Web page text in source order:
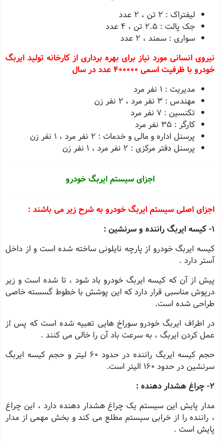
لیفتراک : 2 تن ، 2 عدد
جک پالت : 2.5 تن ،
4 عدد
سواری : سمند ، 2 عدد
نیروی انسانی مورد نیاز برای بهره برداری از کارخانه تولید ایربگ
خودرو با ظرفیت اسمی 400000 عدد در سال
مدیریت : 1 نفر مرد
مهندس : 3 نفر مرد ، 2 نفر زن
تکنسین : 7 نفر مرد
کارگر : 35 نفر مرد
پرسنل اداره و مالی و خدمات : 2 نفر مرد ، 1 نفر زن
پرسنل دفتر مرکزی : 2 نفر مرد ، 1 نفر زن
اجزای سیستم ایربگ خودرو
اجزای اصلی سیستم ایربگ خودرو به شرح زیر می باشند :
1- کیسه ایربگ راننده و سرنشین :
کیسه ایربگ خودرو از پارچه نایلونی ساخته شده است و از داخل
آستر دارد .
پیش از آن که کیسه ایربگ خودرو باد شود ، تا شده است و زیر
درپوش مناسبی قرار دارد که این پوشش با خطوط گسسته خاصی
طراحی شده است.
در اطراف ایربگ خودرو سوراخ هایی تعبیه شده است که پس از
عمل کردن ایربگ ، به سرعت باد آن را خالی می کنند .
حجم کیسه ایربگ راننده در حدود 60 لیتر و حجم کیسه ایربگ
سرنشین در حدود 160 الیتر است.
2- چراغ هشدار دهنده :
مدار پایش این سیستم یک چراغ هشدار دهنده دارد ، این چراغ
، راننده را از خرابی سیستم مطلع می کند و بخش مهمی از مدار
پایش است .